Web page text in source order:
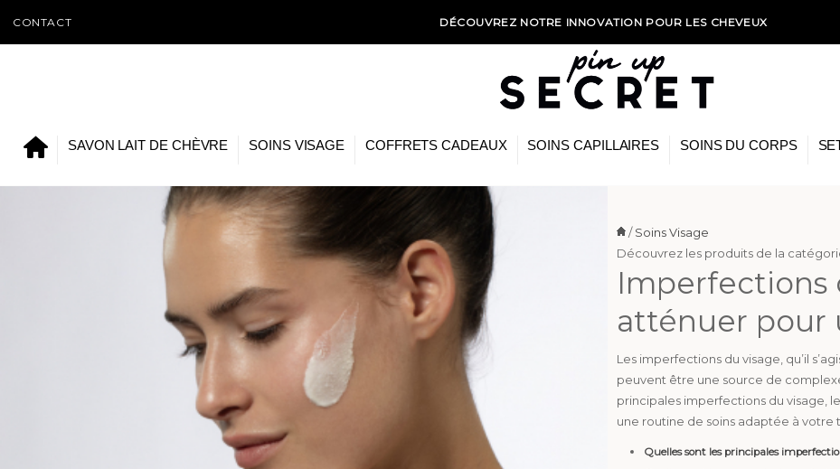
CONTACT NOUVEAU PAIEMENT EN 3X SANS FRAIS*
SAVON LAIT DE CHÈVRE SOINS VISAGE COFFRETS CADEAUX SOINS CAPILLAIRES SOINS DU CORPS
/Soins Visage
Découvrez les produits de la
Imperfections
atténuer pour
Les imperfections du visage, qu’il
peuvent être une source de
principales imperfections du visage,
une routine de soins adaptée à votre
Quelles sont les principales